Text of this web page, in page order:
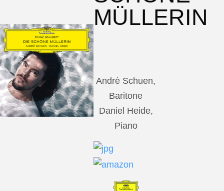
MÜLLERIN
Andrè Schuen,
Baritone
Daniel Heide,
Piano